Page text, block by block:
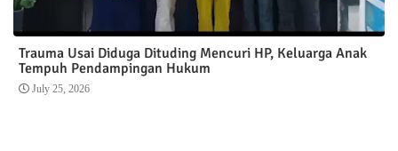
Trauma Usai Diduga Dituding Mencuri HP, Keluarga Anak
Tempuh Pendampingan Hukum
July 25, 2026